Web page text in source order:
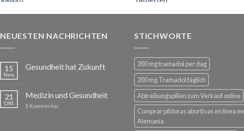
bis
bis
NEUESTEN NACHRICHTEN
15
Nov.
Gesundheit hat Zukunft
21
Okt.
Medizin und Gesundheit
1 Kommentar
STICHWORTE
200 mg tramadol per dag
200 mg Tramadol täglich
Abtreibungspillen zum Verkauf online
Comprar píldoras abortivas en línea en
Alemania